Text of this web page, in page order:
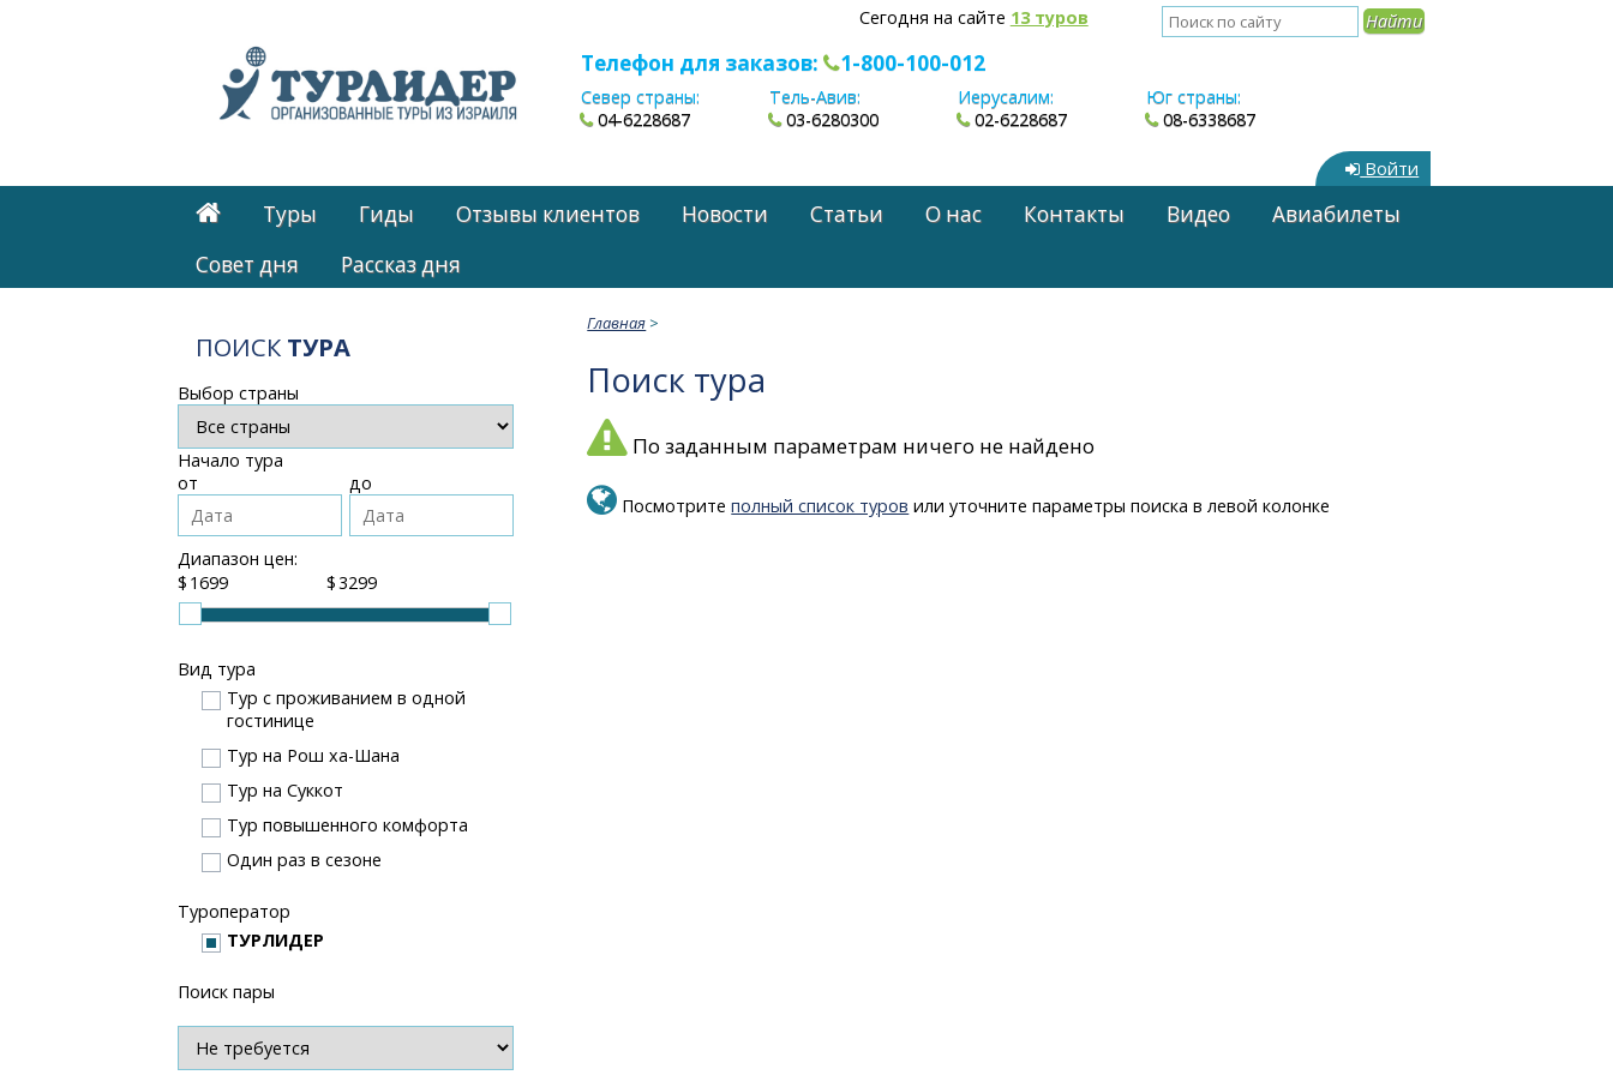
Сегодня на сайте 13 туров
Телефон для заказов: 1-800-100-012
Север страны:
04-6228687
Тель-Авив:
03-6280300
Иерусалим:
02-6228687
Юг страны:
08-6338687
Войти
Туры Гиды Отзывы клиентов Новости Статьи О нас Контакты Видео
Авиабилеты
Cовет дня
Рассказ дня
Главная >
Поиск тура
По заданным параметрам ничего не найдено
Посмотритеполный список туров или уточните параметры поиска в левой колонке
ПОИСК ТУРА
Выбор страны
Начало тура
от
до
Диапазон цен:
$
$
Вид тура
Тур с проживанием в одной
гостинице
Тур на Рош ха-Шана
Тур на Суккот
Тур повышенного комфорта
Один раз в сезоне
Туроператор
ТУРЛИДЕР
Поиск пары